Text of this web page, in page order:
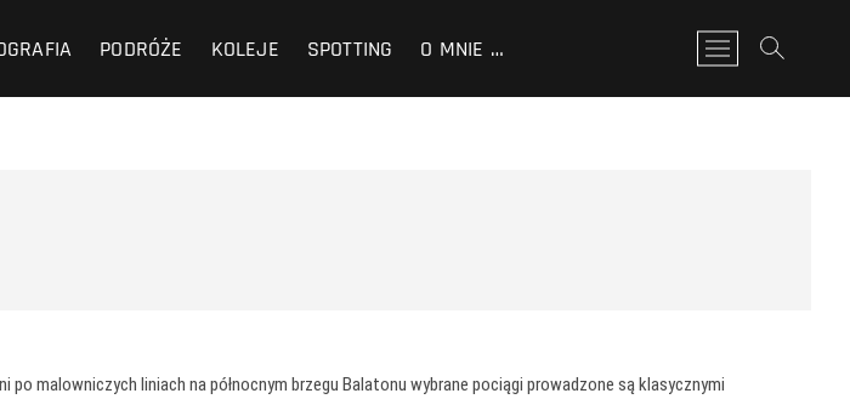
PODRÓŻE KOLEJE SPOTTING O MNIE …
P
r
z
malowniczych liniach na północnym brzegu Balatonu wybrane pociągi prowadzone są klasycznymi